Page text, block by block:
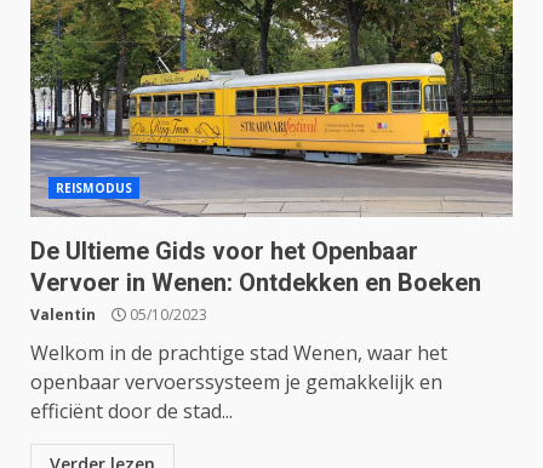
REISMODUS
De Ultieme Gids voor het Openbaar
Vervoer in Wenen: Ontdekken en Boeken
Valentin 05/10/2023
Welkom in de prachtige stad Wenen, waar het
openbaar vervoerssysteem je gemakkelijk en
efficiënt door de stad...